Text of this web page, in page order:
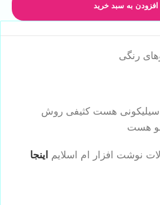
افزودن به سبد خرید
رنگی
سیلیکونی هست کثیفی روش
هست
نوشت افزار ام اسلایم
اینجا